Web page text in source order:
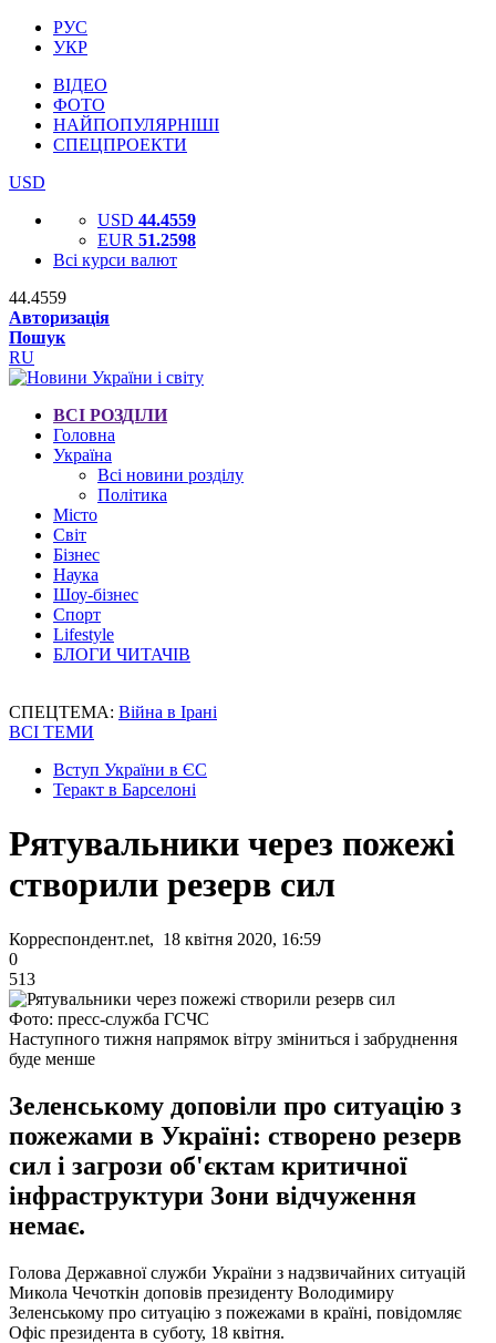
РУС
УКР
ВІДЕО
ФОТО
НАЙПОПУЛЯРНІШІ
СПЕЦПРОЕКТИ
USD
USD 44.4559
EUR 51.2598
Всі курси валют
44.4559
Авторизація
Пошук
RU
ВСІ РОЗДІЛИ
Головна
Україна
Всі новини розділу
Політика
Місто
Світ
Бізнес
Наука
Шоу-бізнес
Спорт
Lifestyle
БЛОГИ ЧИТАЧІВ
СПЕЦТЕМА: Війна в Ірані
ВСІ ТЕМИ
Вступ України в ЄС
Теракт в Барселоні
Рятувальники через пожежі
створили резерв сил
Корреспондент.net, 18 квітня 2020, 16:59
0
513
Фото: пресс-служба ГСЧС
Наступного тижня напрямок вітру зміниться і забруднення
буде менше
Зеленському доповіли про ситуацію з
пожежами в Україні: створено резерв
сил і загрози об'єктам критичної
інфраструктури Зони відчуження
немає.
Голова Державної служби України з надзвичайних ситуацій
Микола Чечоткін доповів президенту Володимиру
Зеленському про ситуацію з пожежами в країні, повідомляє
Офіс президента в суботу, 18 квітня.